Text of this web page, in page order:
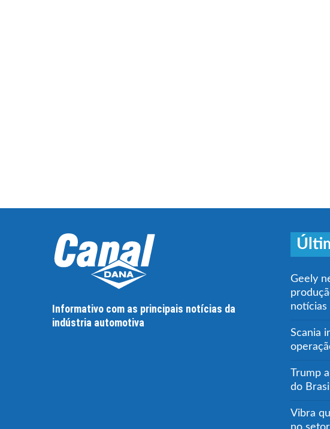
Informativo com as principais notícias da
indústria automotiva
Geely
notícias
Scania
Trump
do
Vibra